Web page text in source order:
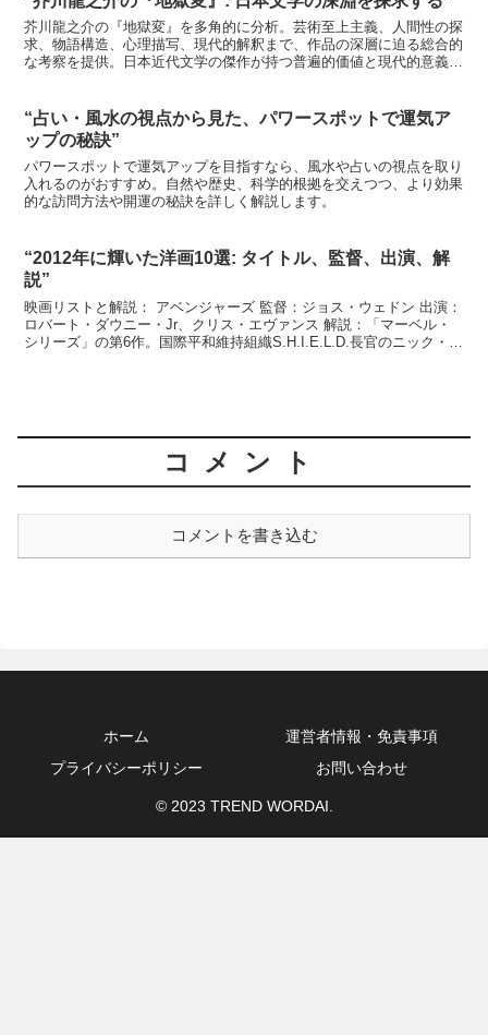
芥川龍之介の『地獄変』を多角的に分析。芸術至上主義、人間性の探
求、物語構造、心理描写、現代的解釈まで、作品の深層に迫る総合的
な考察を提供。日本近代文学の傑作が持つ普遍的価値と現代的意義を
“占い・風水の視点から見た、パワースポットで運気ア
ップの秘訣”
パワースポットで運気アップを目指すなら、風水や占いの視点を取り
入れるのがおすすめ。自然や歴史、科学的根拠を交えつつ、より効果
的な訪問方法や開運の秘訣を詳しく解説します。
“2012年に輝いた洋画10選: タイトル、監督、出演、解
説”
映画リストと解説： アベンジャーズ 監督：ジョス・ウェドン 出演：
ロバート・ダウニー・Jr、クリス・エヴァンス 解説：「マーベル・
シリーズ」の第6作。国際平和維持組織S.H.I.E.L.D.長官のニック・フ
コメント
コメントを書き込む
ホーム
運営者情報・免責事項
プライバシーポリシー
お問い合わせ
© 2023 TREND WORDAI.